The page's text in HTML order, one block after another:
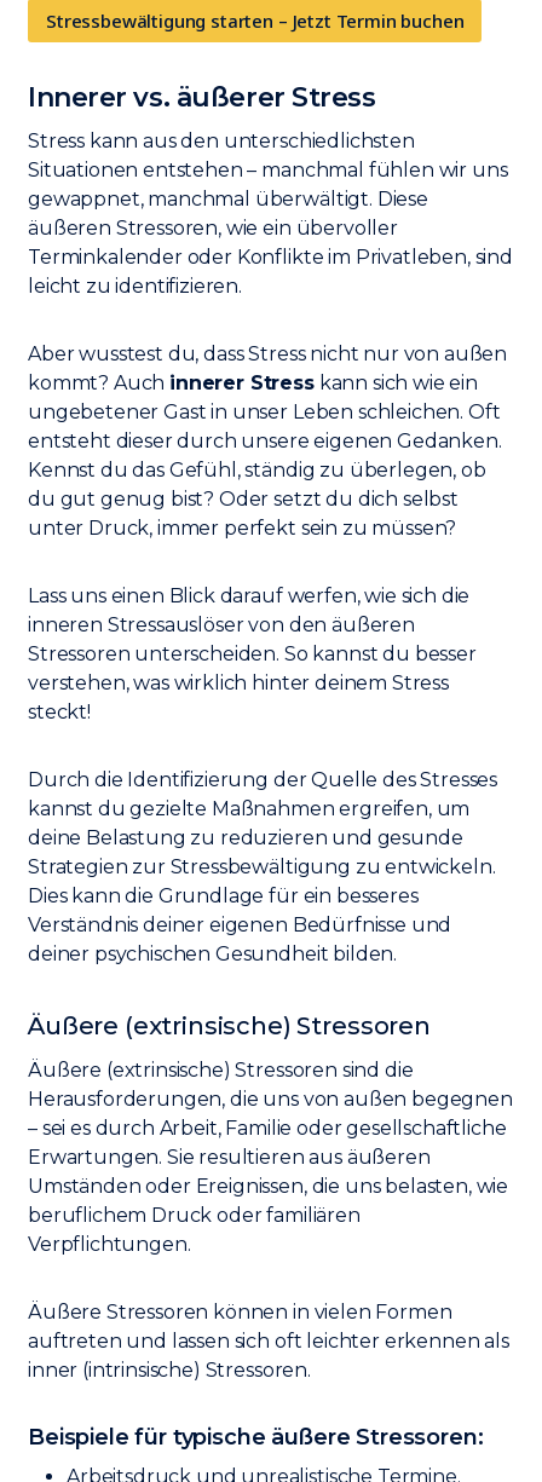
Stressbewältigung starten – Jetzt Termin buchen
Innerer vs. äußerer Stress
Stress kann aus den unterschiedlichsten
Situationen entstehen – manchmal fühlen wir uns
gewappnet, manchmal überwältigt. Diese
äußeren Stressoren, wie ein übervoller
Terminkalender oder Konflikte im Privatleben, sind
leicht zu identifizieren.
Aber wusstest du, dass Stress nicht nur von außen
kommt? Auch innerer Stresskann sich wie ein
ungebetener Gast in unser Leben schleichen. Oft
entsteht dieser durch unsere eigenen Gedanken.
Kennst du das Gefühl, ständig zu überlegen, ob
du gut genug bist? Oder setzt du dich selbst
unter Druck, immer perfekt sein zu müssen?
Lass uns einen Blick darauf werfen, wie sich die
inneren Stressauslöser von den äußeren
Stressoren unterscheiden. So kannst du besser
verstehen, was wirklich hinter deinem Stress
steckt!
Durch die Identifizierung der Quelle des Stresses
kannst du gezielte Maßnahmen ergreifen, um
deine Belastung zu reduzieren und gesunde
Strategien zur Stressbewältigung zu entwickeln.
Dies kann die Grundlage für ein besseres
Verständnis deiner eigenen Bedürfnisse und
deiner psychischen Gesundheit bilden.
Äußere (extrinsische) Stressoren
Äußere (extrinsische) Stressoren sind die
Herausforderungen, die uns von außen begegnen
– sei es durch Arbeit, Familie oder gesellschaftliche
Erwartungen. Sie resultieren aus äußeren
Umständen oder Ereignissen, die uns belasten, wie
beruflichem Druck oder familiären
Verpflichtungen.
Äußere Stressoren können in vielen Formen
auftreten und lassen sich oft leichter erkennen als
inner (intrinsische) Stressoren.
Beispiele für typische äußere Stressoren:
Arbeitsdruck und unrealistische Termine.